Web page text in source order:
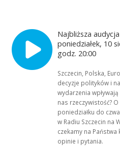
Najbliższa
poniedziałek, 10
godz. 20:00
Szczecin, Polska,
decyzje polityków i
wydarzenia
nas rzeczywistość?
poniedziałku do
w Radiu Szczecin na
czekamy na Państwa
opinie i pytania.